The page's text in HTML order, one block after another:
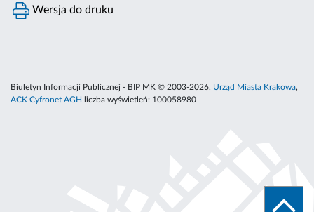
Wersja do druku
Biuletyn Informacji Publicznej - BIP MK © 2003-2026, Urząd Miasta Krakowa,
ACK Cyfronet AGH
liczba wyświetleń: 100058980